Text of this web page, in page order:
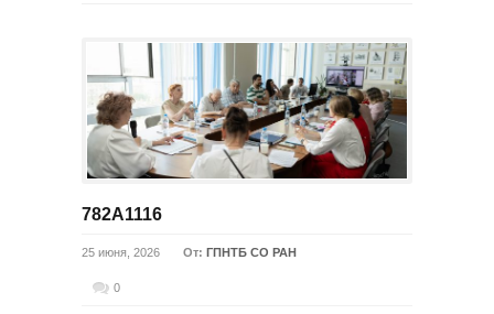
782A1116
25 июня, 2026 От: ГПНТБ СО РАН
0